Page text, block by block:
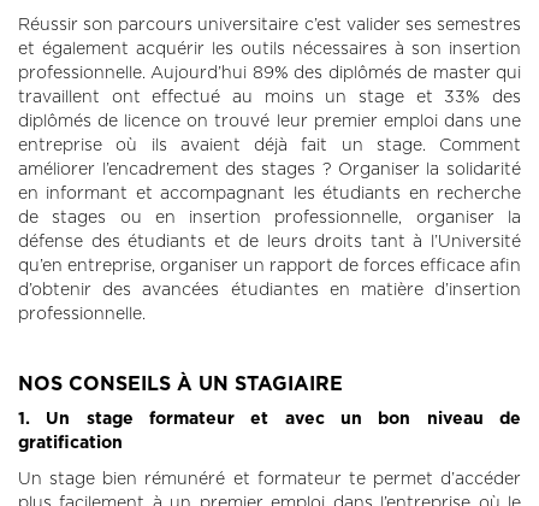
Réussir son parcours universitaire c’est valider ses semestres
et également acquérir les outils nécessaires à son insertion
professionnelle. Aujourd’hui 89% des diplômés de master qui
travaillent ont effectué au moins un stage et 33% des
diplômés de licence on trouvé leur premier emploi dans une
entreprise où ils avaient déjà fait un stage. Comment
améliorer l’encadrement des stages ? Organiser la solidarité
en informant et accompagnant les étudiants en recherche
de stages ou en insertion professionnelle, organiser la
défense des étudiants et de leurs droits tant à l’Université
qu’en entreprise, organiser un rapport de forces efficace afin
d’obtenir des avancées étudiantes en matière d’insertion
professionnelle.
NOS CONSEILS À UN STAGIAIRE
1. Un stage formateur et avec un bon niveau de
gratification
Un stage bien rémunéré et formateur te permet d’accéder